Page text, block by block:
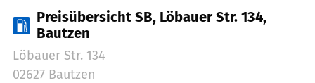
Preisübersicht SB, Löbauer Str. 134,
Bautzen
Löbauer Str. 134
02627 Bautzen